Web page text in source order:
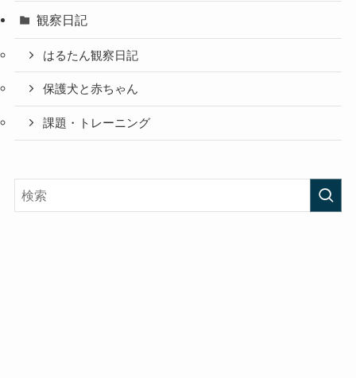
観察日記
はるたん観察日記
保護犬と赤ちゃん
課題・トレーニング